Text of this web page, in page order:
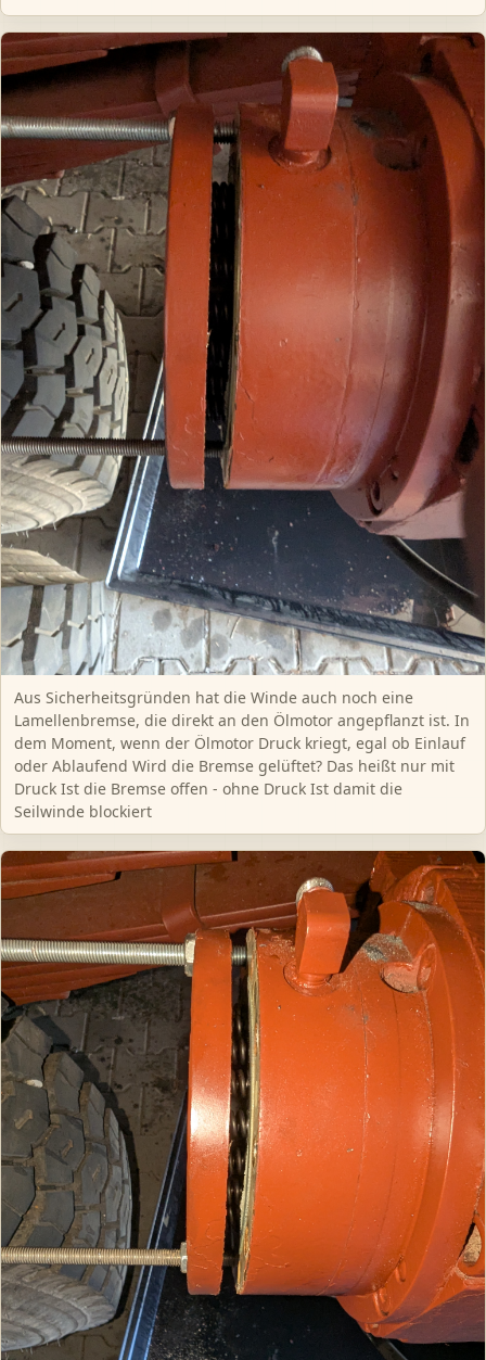
Aus Sicherheitsgründen hat die Winde auch noch eine
Lamellenbremse, die direkt an den Ölmotor angepflanzt ist. In
dem Moment, wenn der Ölmotor Druck kriegt, egal ob Einlauf
oder Ablaufend Wird die Bremse gelüftet? Das heißt nur mit
Druck Ist die Bremse offen - ohne Druck Ist damit die
Seilwinde blockiert